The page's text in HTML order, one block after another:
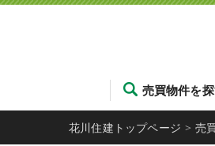
売買物件を
花川住建トップページ > 売